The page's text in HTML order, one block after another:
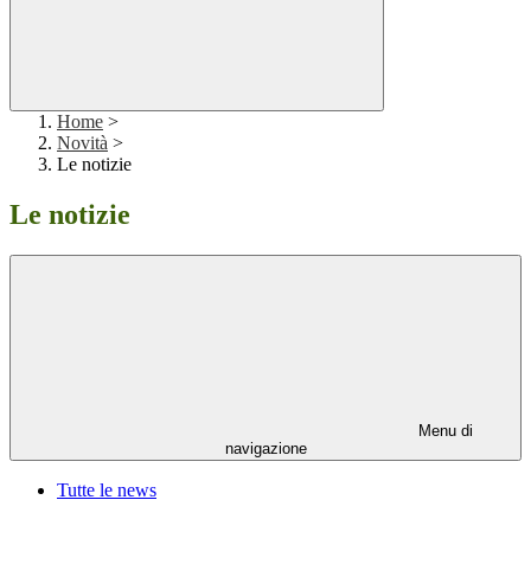
Home >
Novità >
Le notizie
Le notizie
Menu di
navigazione
Tutte le news